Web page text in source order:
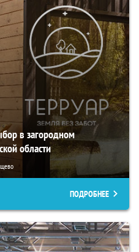
в загородном
области
ПОДРОБНЕЕ